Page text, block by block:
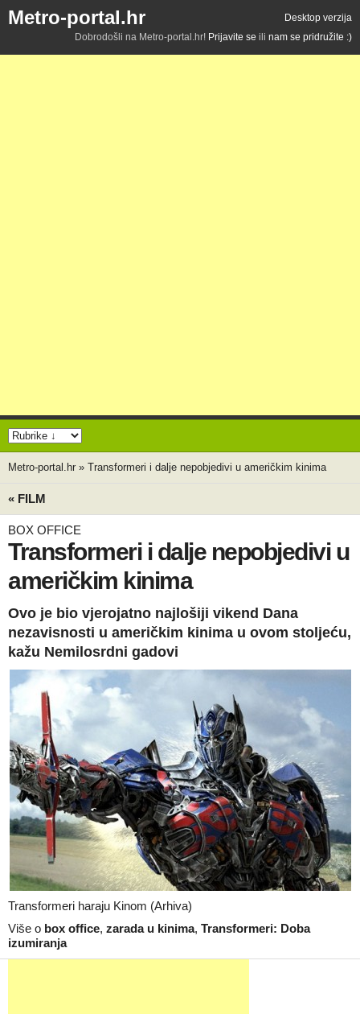
Metro-portal.hr
Desktop verzija
Dobrodošli na Metro-portal.hr! Prijavite se ili nam se pridružite :)
Metro-portal.hr » Transformeri i dalje nepobjedivi u američkim kinima
« FILM
BOX OFFICE
Transformeri i dalje nepobjedivi u
američkim kinima
Ovo je bio vjerojatno najlošiji vikend Dana
nezavisnosti u američkim kinima u ovom stoljeću,
kažu Nemilosrdni gadovi
Transformeri haraju Kinom (Arhiva)
Više o box office, zarada u kinima, Transformeri: Doba
izumiranja